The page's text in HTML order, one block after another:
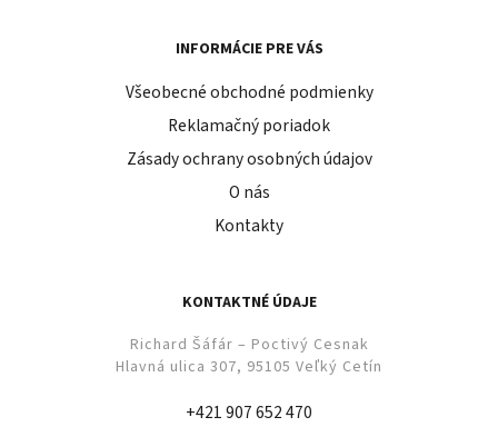
INFORMÁCIE PRE VÁS
Všeobecné obchodné podmienky
Reklamačný poriadok
Zásady ochrany osobných údajov
O nás
Kontakty
KONTAKTNÉ ÚDAJE
Richard Šáfár – Poctivý Cesnak
Hlavná ulica 307, 95105 Veľký Cetín
+421 907 652 470